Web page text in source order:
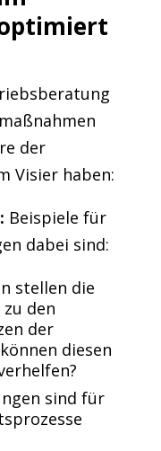
der
Visier haben:
Beispiele für
dabei sind:
stellen die
den
der
diesen
sind für